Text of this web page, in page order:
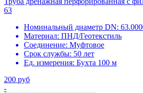
63
Номинальный диаметр DN:
Материал: ПНД/Геотекстиль
Соединение: Муфтовое
Срок службы: 50 лет
Ед. измерения: Бухта 100 м
200 руб
-